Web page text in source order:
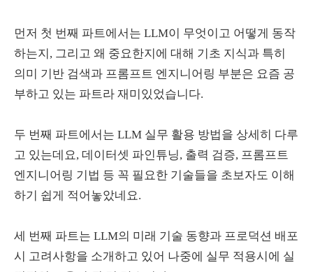
먼저 첫 번째 파트에서는 LLM이 무엇이고 어떻게 동작
하는지, 그리고 왜 중요한지에 대해 기초 지식과 특히
의미 기반 검색과 프롬프트 엔지니어링 부분은 요즘 공
부하고 있는 파트라 재미있었습니다.
두 번째 파트에서는 LLM 실무 활용 방법을 상세히 다루
고 있는데요, 데이터셋 파인튜닝, 출력 검증, 프롬프트
엔지니어링 기법 등 꼭 필요한 기술들을 초보자도 이해
하기 쉽게 적어놓았네요.
세 번째 파트는 LLM의 미래 기술 동향과 프로덕션 배포
시 고려사항을 소개하고 있어 나중에 실무 적용시에 실